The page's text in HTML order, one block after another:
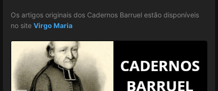
Os artigos originais dos Cadernos Barruel estão disponíveis
no site Virgo Maria